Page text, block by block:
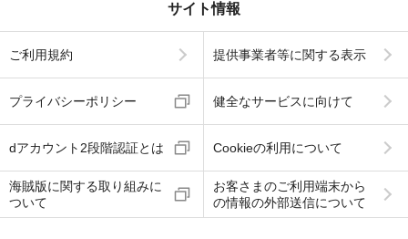
サイト情報
ご利用規約 提供事業者等に関する表示
プライバシーポリシー 健全なサービスに向けて
dアカウント2段階認証とは Cookieの利用について
海賊版に関する取り組みに
ついて
お客さまのご利用端末から
の情報の外部送信について